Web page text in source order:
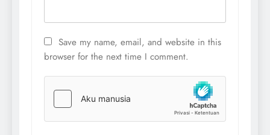
Save my name, email, and website in this
browser for the next time I comment.